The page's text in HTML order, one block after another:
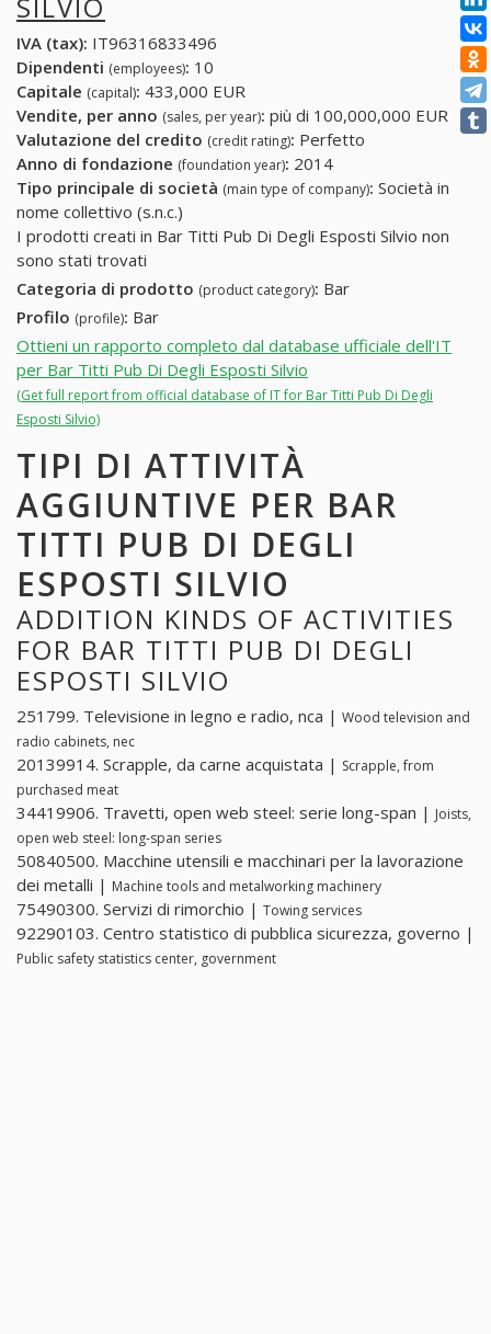
IVA (tax): IT96316833496
Dipendenti (employees): 10
Capitale (capital): 433,000 EUR
Vendite, per anno (sales, per year): più di 100,000,000 EUR
Valutazione del credito (credit rating): Perfetto
Anno di fondazione (foundation year): 2014
Tipo principale di società (main type of company): Società in
nome collettivo (s.n.c.)
I prodotti creati in Bar Titti Pub Di Degli Esposti Silvio non
sono stati trovati
Categoria di prodotto (product category): Bar
Profilo (profile): Bar
Ottieni un rapporto completo dal database ufficiale dell'IT
per Bar Titti Pub Di Degli Esposti Silvio
(Get full report from official database of IT for Bar Titti Pub Di Degli
Esposti Silvio)
TIPI DI ATTIVITÀ
AGGIUNTIVE PER BAR
TITTI PUB DI DEGLI
ESPOSTI SILVIO
ADDITION KINDS OF ACTIVITIES
FOR BAR TITTI PUB DI DEGLI
ESPOSTI SILVIO
251799. Televisione in legno e radio, nca | Wood television and
radio cabinets, nec
20139914. Scrapple, da carne acquistata | Scrapple, from
purchased meat
34419906. Travetti, open web steel: serie long-span | Joists,
open web steel: long-span series
50840500. Macchine utensili e macchinari per la lavorazione
dei metalli | Machine tools and metalworking machinery
75490300. Servizi di rimorchio | Towing services
92290103. Centro statistico di pubblica sicurezza, governo |
Public safety statistics center, government